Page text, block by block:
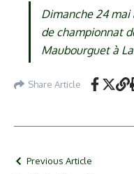
Dimanche 24 mai
de championnat
Maubourguet à
Share Article
Previous Article